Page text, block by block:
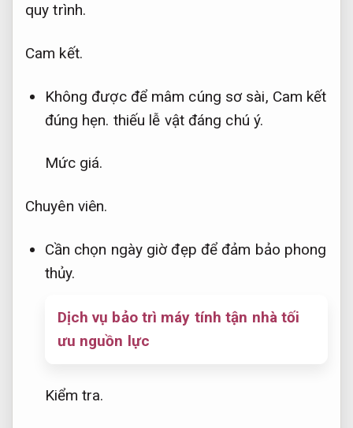
quy trình.
Cam kết.
Không được để mâm cúng sơ sài, Cam kết
đúng hẹn. thiếu lễ vật đáng chú ý.
Mức giá.
Chuyên viên.
Cần chọn ngày giờ đẹp để đảm bảo phong
thủy.
Dịch vụ bảo trì máy tính tận nhà tối
ưu nguồn lực
Kiểm tra.